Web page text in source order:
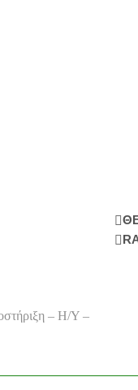
– Η/Υ –